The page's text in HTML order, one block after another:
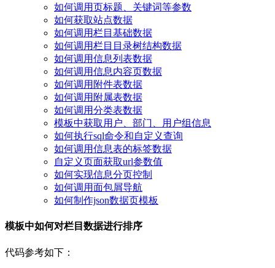
如何调用页标题、关键词等参数
如何获取站点数据
如何调用栏目基础数据
如何调用栏目目录树结构数据
如何调用信息列表数据
如何调用信息内容页数据
如何调用附件表数据
如何调用附属表数据
如何调用分类表数据
模板中获取用户、部门、用户组信息
如何执行sql命令和自定义查询
如何调用信息表的标签数据
自定义页面获取url参数值
如何实现信息分页控制
如何调用面包屑导航
如何制作json数据页模板
模板中如何对栏目数据进行排序
代码参考如下：